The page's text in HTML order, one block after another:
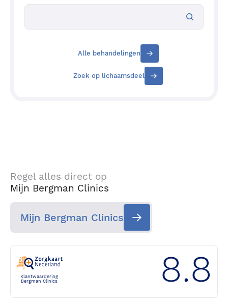
Alle behandelingen
Zoek op lichaamsdeel
Regel alles direct op
Mijn Bergman Clinics
Mijn Bergman Clinics
Klantwaardering
Bergman Clinics
8.8